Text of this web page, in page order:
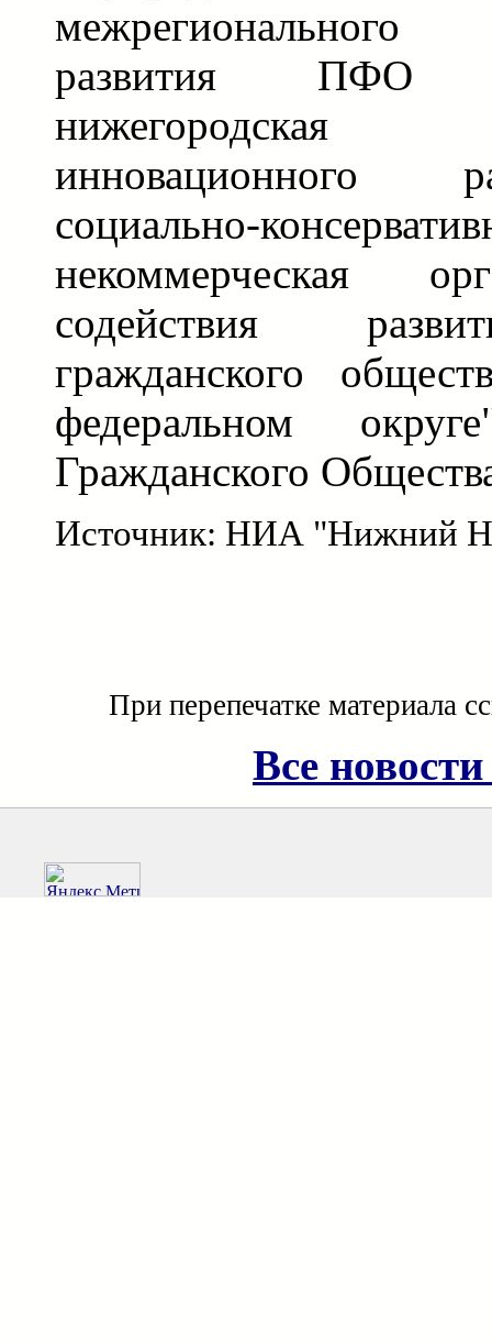
развития ПФО
инновационного
социально-
некоммерческая
содействия
гражданского
федеральном
Гражданского
Источник: НИА "Нижний
При перепечатке материала
Все